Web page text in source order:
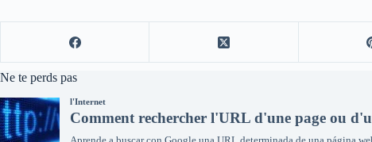
Ne te perds pas